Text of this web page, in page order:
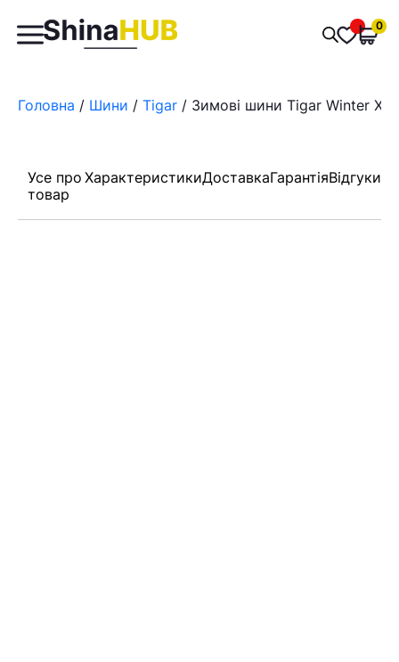
Пошук
товарів
0
Головна / Шини / Tigar / Зимові шини Tigar Winter XL
Усе про
товар
ХарактеристикиДоставкаГарантіяВідгуки